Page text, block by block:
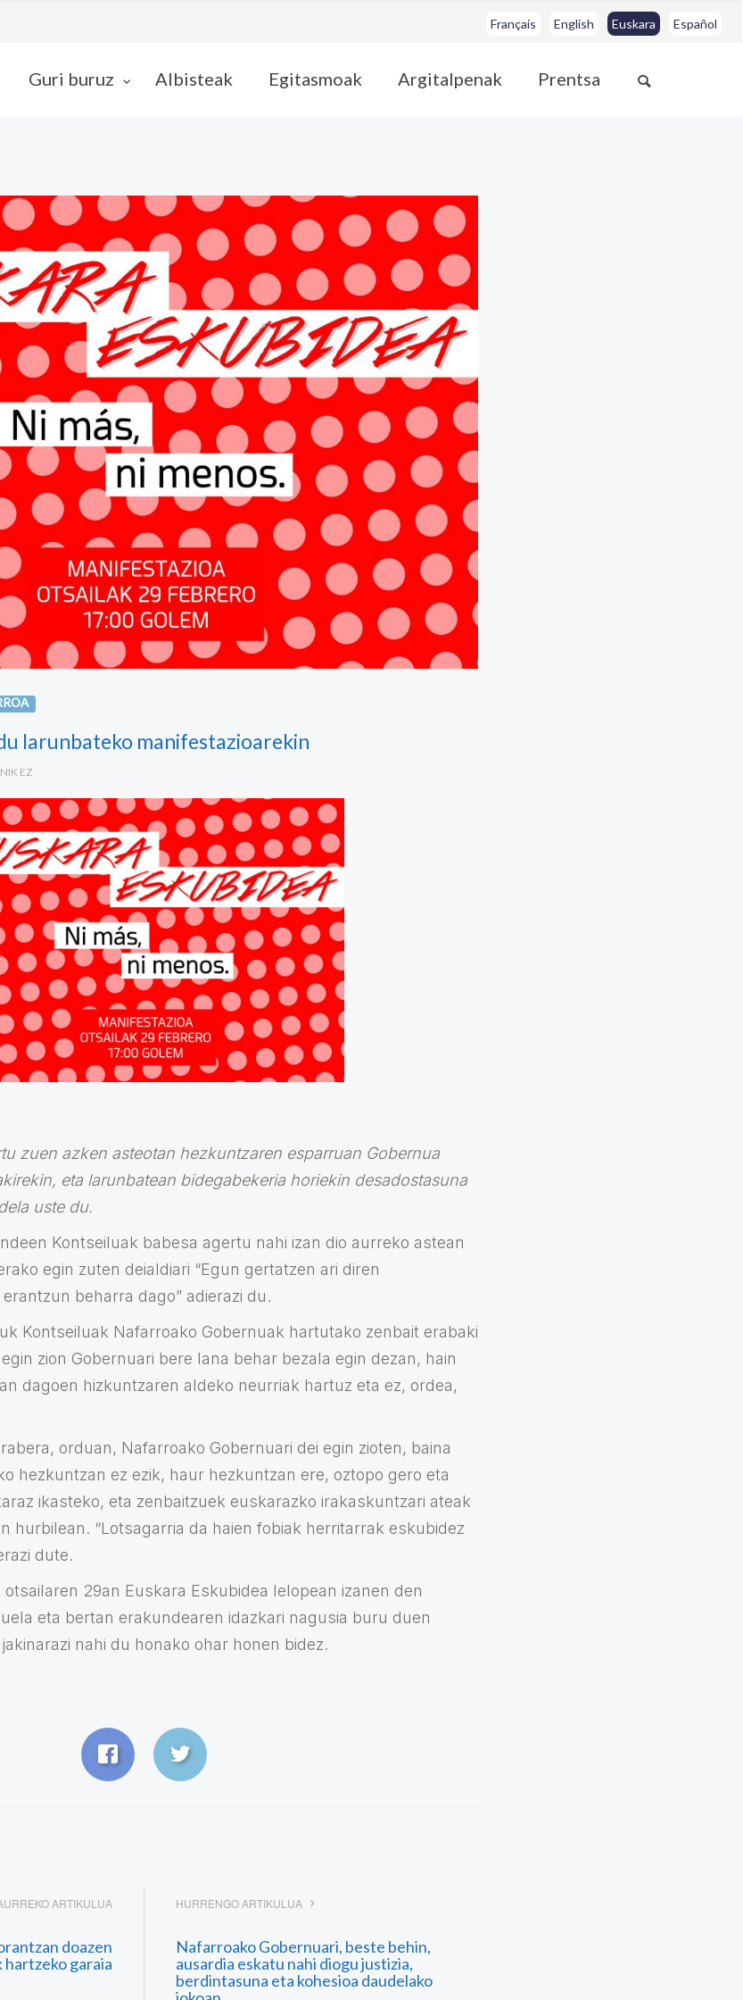
Français English Euskara Español
Guri buruz Albisteak Egitasmoak Argitalpenak Prentsa
larunbateko manifestazioarekin
EZ
zuen azken asteotan hezkuntzaren esparruan Gobernua
eta larunbatean bidegabekeria horiekin desadostasuna
uste du.
Kontseiluak babesa agertu nahi izan dio aurreko astean
egin zuten deialdiari “Egun gertatzen ari diren
beharra dago” adierazi du.
Kontseiluak Nafarroako Gobernuak hartutako zenbait erabaki
zion Gobernuari bere lana behar bezala egin dezan, hain
dagoen hizkuntzaren aldeko neurriak hartuz eta ez, ordea,
orduan, Nafarroako Gobernuari dei egin zioten, baina
hezkuntzan ez ezik, haur hezkuntzan ere, oztopo gero eta
ikasteko, eta zenbaitzuek euskarazko irakaskuntzari ateak
hurbilean. “Lotsagarria da haien fobiak herritarrak eskubidez
dute.
29an Euskara Eskubidea lelopean izanen den
eta bertan erakundearen idazkari nagusia buru duen
nahi du honako ohar honen bidez.
ARTIKULUA
doazen
hartzeko garaia
HURRENGO ARTIKULUA
Nafarroako Gobernuari, beste behin,
ausardia eskatu nahi diogu justizia,
berdintasuna eta kohesioa daudelako